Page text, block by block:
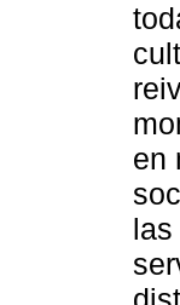
en
las